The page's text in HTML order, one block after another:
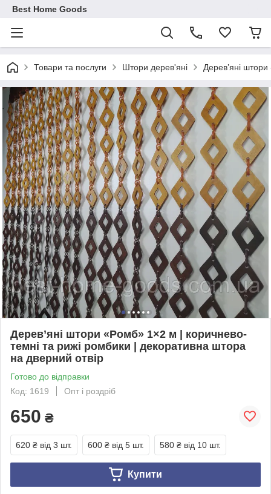
Best Home Goods
Товари та послуги Штори дерев'яні Дерев’яні
Дерев’яні штори «Ромб» 1×2 м | коричнево-
темні та рижі ромбики | декоративна штора
на дверний отвір
Готово до відправки
Код: 1619
Опт і роздріб
650 ₴
620 ₴ від 3 шт. 600 ₴ від 5 шт. 580 ₴ від 10 шт.
Купити